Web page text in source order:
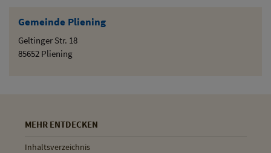
Gemeinde Pliening
Geltinger Str. 18
85652 Pliening
MEHR ENTDECKEN
Inhaltsverzeichnis